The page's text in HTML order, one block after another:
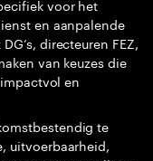
voor het
en aanpalende
directeuren FEZ,
van keuzes die
en
te
uitvoerbaarheid,